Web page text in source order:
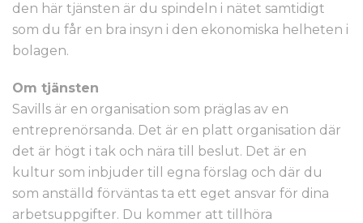
den här tjänsten är du spindeln i nätet samtidigt
som du får en bra insyn i den ekonomiska helheten i
bolagen.
Om tjänsten
Savills är en organisation som präglas av en
entreprenörsanda. Det är en platt organisation där
det är högt i tak och nära till beslut. Det är en
kultur som inbjuder till egna förslag och där du
som anställd förväntas ta ett eget ansvar för dina
arbetsuppgifter. Du kommer att tillhöra